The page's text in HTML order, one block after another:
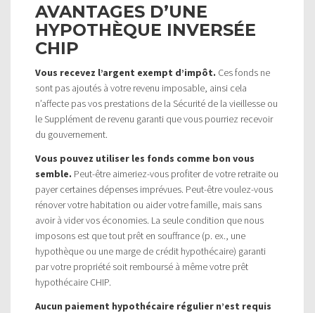
AVANTAGES D’UNE
HYPOTHÈQUE INVERSÉE
CHIP
Vous recevez l’argent exempt d’impôt. Ces fonds ne
sont pas ajoutés à votre revenu imposable, ainsi cela
n’affecte pas vos prestations de la Sécurité de la vieillesse ou
le Supplément de revenu garanti que vous pourriez recevoir
du gouvernement.
Vous pouvez utiliser les fonds comme bon vous
semble. Peut-être aimeriez-vous profiter de votre retraite ou
payer certaines dépenses imprévues. Peut-être voulez-vous
rénover votre habitation ou aider votre famille, mais sans
avoir à vider vos économies. La seule condition que nous
imposons est que tout prêt en souffrance (p. ex., une
hypothèque ou une marge de crédit hypothécaire) garanti
par votre propriété soit remboursé à même votre prêt
hypothécaire CHIP.
Aucun paiement hypothécaire régulier n’est requis